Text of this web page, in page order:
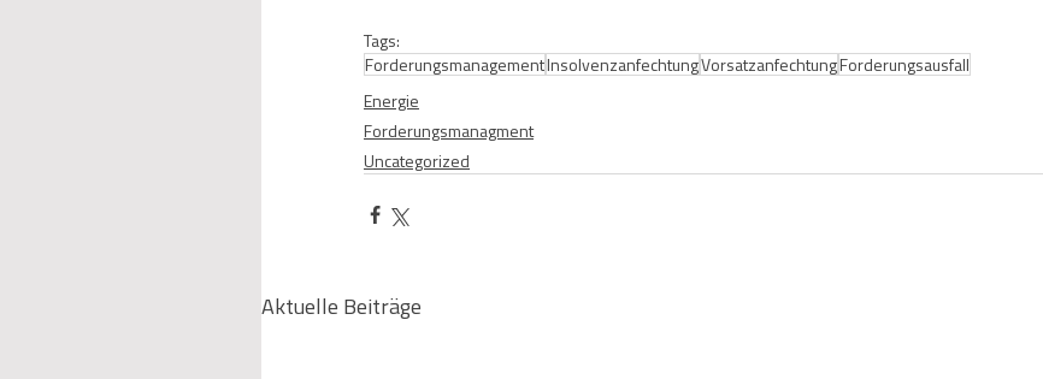
Tags:
ForderungsmanagementInsolvenzanfechtungVorsatzanfechtungForderungsausfall
Energie
Forderungsmanagment
Uncategorized
Aktuelle Beiträge